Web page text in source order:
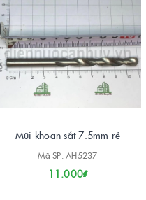
Mũi khoan sắt 7.5mm rẻ
Mã SP: AH5237
11.000₫